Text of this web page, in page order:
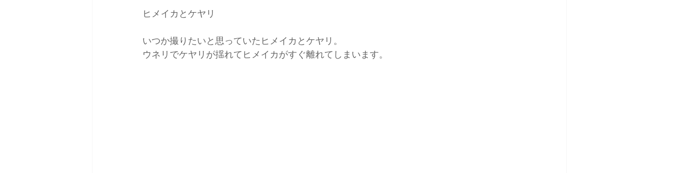
ヒメイカとケヤリ
いつか撮りたいと思っていたヒメイカとケヤリ。
ウネリでケヤリが揺れてヒメイカがすぐ離れてしまいます。